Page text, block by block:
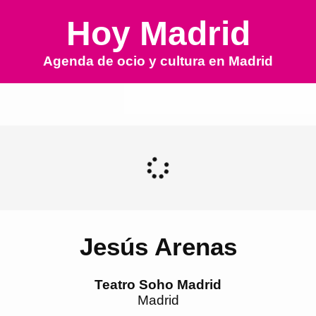
Hoy Madrid
Agenda de ocio y cultura en Madrid
Jesús Arenas
Teatro Soho Madrid
Madrid